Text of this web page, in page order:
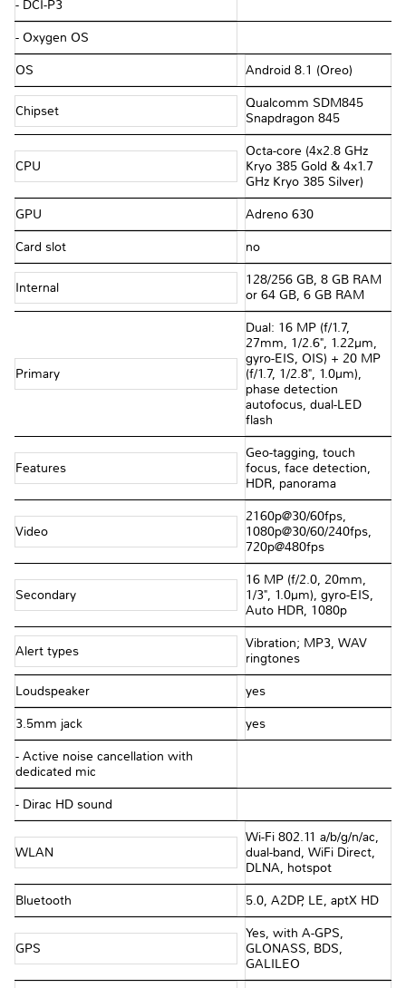
- DCI-P3
- Oxygen OS
OS Android 8.1 (Oreo)
Chipset
Qualcomm SDM845
Snapdragon 845
CPU
Octa-core (4x2.8 GHz
Kryo 385 Gold & 4x1.7
GHz Kryo 385 Silver)
GPU Adreno 630
Card slot no
Internal
128/256 GB, 8 GB RAM
or 64 GB, 6 GB RAM
Primary
Dual: 16 MP (f/1.7,
27mm, 1/2.6", 1.22µm,
gyro-EIS, OIS) + 20 MP
(f/1.7, 1/2.8", 1.0µm),
phase detection
autofocus, dual-LED
flash
Features
Geo-tagging, touch
focus, face detection,
HDR, panorama
Video
2160p@30/60fps,
1080p@30/60/240fps,
720p@480fps
Secondary
16 MP (f/2.0, 20mm,
1/3", 1.0µm), gyro-EIS,
Auto HDR, 1080p
Alert types
Vibration; MP3, WAV
ringtones
Loudspeaker yes
3.5mm jack yes
- Active noise cancellation with
dedicated mic
- Dirac HD sound
WLAN
Wi-Fi 802.11 a/b/g/n/ac,
dual-band, WiFi Direct,
DLNA, hotspot
Bluetooth 5.0, A2DP, LE, aptX HD
GPS
Yes, with A-GPS,
GLONASS, BDS,
GALILEO